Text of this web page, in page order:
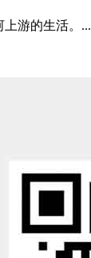
游的生活。...